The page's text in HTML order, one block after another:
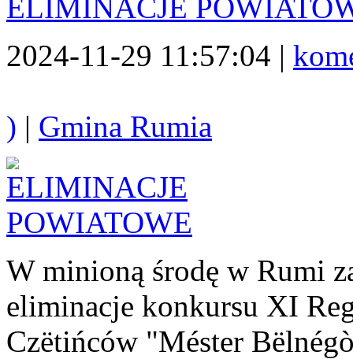
ELIMINACJE
2024-11-29 11:57:04 |
) | Gmina Rumia
W minioną środę w Rumi
eliminacje konkursu XI
Czëtińców "Méster